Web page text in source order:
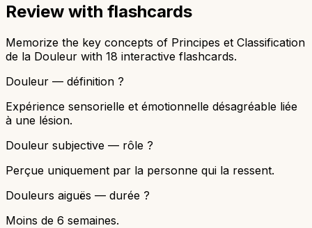
Review with flashcards
Memorize the key concepts of Principes et Classification
de la Douleur with 18 interactive flashcards.
Douleur — définition ?
Expérience sensorielle et émotionnelle désagréable liée
à une lésion.
Douleur subjective — rôle ?
Perçue uniquement par la personne qui la ressent.
Douleurs aiguës — durée ?
Moins de 6 semaines.